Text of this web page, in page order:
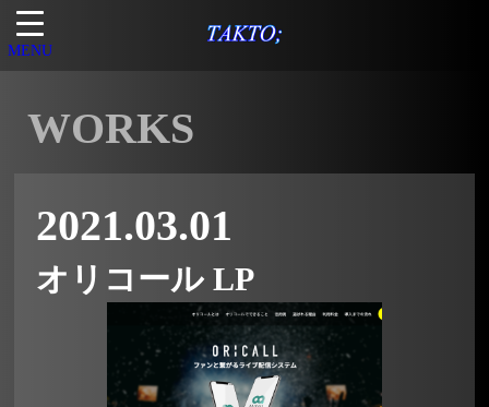
WORKS
2021.03.01
オリコール LP
MENU